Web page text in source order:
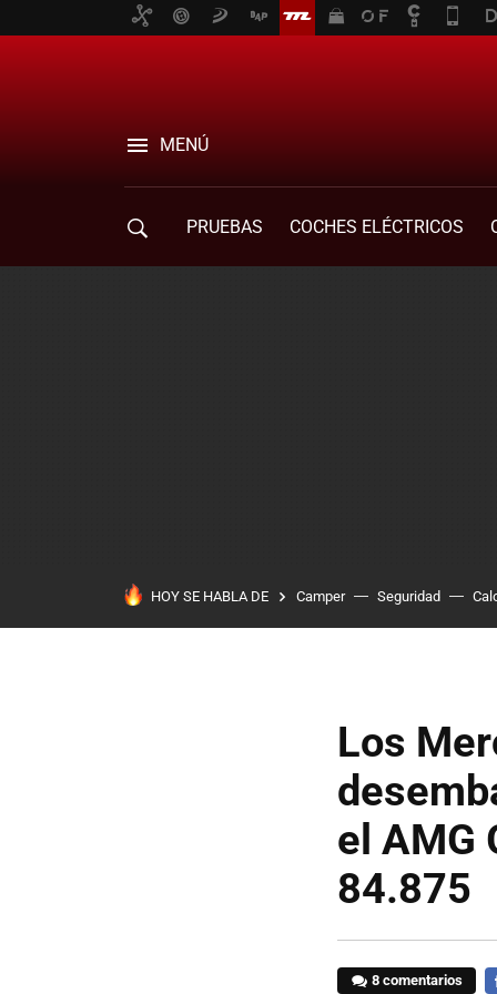
MENÚ
PRUEBAS COCHES ELÉCTRICOS
HOY SE HABLA DE Camper Seguridad
Los
el AMG
84.875
8 comentarios